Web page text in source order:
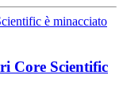
Core Scientific